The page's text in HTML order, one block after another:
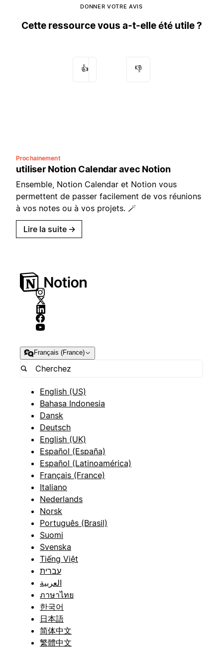
DONNER VOTRE AVIS
Cette ressource vous a-t-elle été utile ?
👍 👎
Prochainement
utiliser Notion Calendar avec Notion
Ensemble, Notion Calendar et Notion vous
permettent de passer facilement de vos réunions
à vos notes ou à vos projets. 🪄
Lire la suite →
Français (France)
English (US)
Bahasa Indonesia
Dansk
Deutsch
English (UK)
Español (España)
Español (Latinoamérica)
Français (France)
Italiano
Nederlands
Norsk
Português (Brasil)
Suomi
Svenska
Tiếng Việt
עברית
العربية
ภาษาไทย
한국어
日本語
简体中文
繁體中文